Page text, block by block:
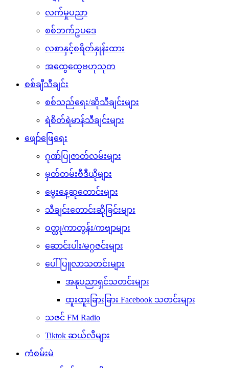
လက်မှုပညာ
စစ်ဘက်ဥပဒေ
လစာနှင့်စရိတ်နှုန်းထား
အထွေထွေဗဟုသုတ
စစ်ချီသီချင်း
စစ်သည်ရေး/ဆိုသီချင်းများ
ရဲစိတ်ရဲမာန်သီချင်းများ
ဖျော်ဖြေရေး
ဂုဏ်ပြုဇာတ်လမ်းများ
မှတ်တမ်းဗီဒီယိုများ
မွေးနေ့ဆုတောင်းများ
သီချင်းတောင်းဆိုခြင်းများ
ဝတ္ထု/ကာတွန်း/ကဗျာများ
ဆောင်းပါး/မဂ္ဂဇင်းများ
ပေါ်ပြူလာသတင်းများ
အနုပညာရှင်သတင်းများ
ထူးထူးခြားခြား Facebook သတင်းများ
သဇင် FM Radio
Tiktok ဆယ်လီများ
ကံစမ်းမဲ